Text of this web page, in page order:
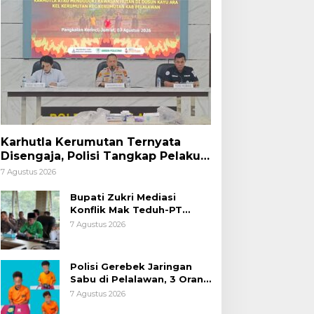
Karhutla Kerumutan Ternyata
Disengaja, Polisi Tangkap Pelaku
Pembakar Lahan
7 Agustus 2026
Bupati Zukri Mediasi
Konflik Mak Teduh-PT
Arara Abadi, Ini Hasilnya
7 Agustus 2026
Polisi Gerebek Jaringan
Sabu di Pelalawan, 3 Orang
Ditangkap
7 Agustus 2026